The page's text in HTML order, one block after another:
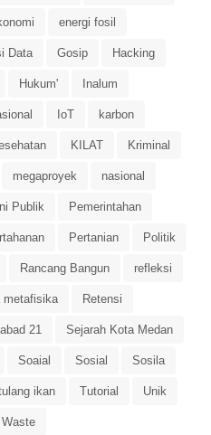
energi fosil
Data Gosip Hacking
Hukum' Inalum
IoT karbon
KILAT Kriminal
megaproyek nasional
Publik Pemerintahan
Pertanian Politik
Rancang Bangun refleksi
metafisika Retensi
21 Sejarah Kota Medan
Soaial Sosial Sosila
ikan Tutorial Unik